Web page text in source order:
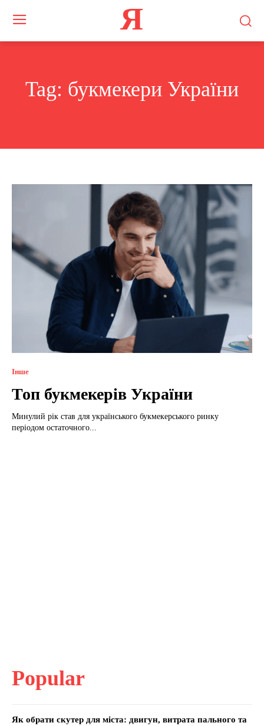
Я
Tag: букмекери України
Інше
Топ букмекерів України
Минулий рік став для українського букмекерського ринку
періодом остаточного...
Popular
Як обрати скутер для міста: двигун, витрата пального та